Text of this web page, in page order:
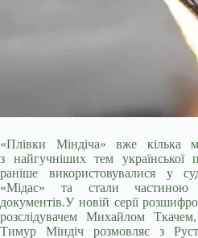
«Плівки Міндіча» вже кілька
з найгучніших тем
раніше використовувалися у
«Мідас» та стали частиною
документів.У новій серії
розслідувачем Михайлом
Тимур Міндіч розмовляє з